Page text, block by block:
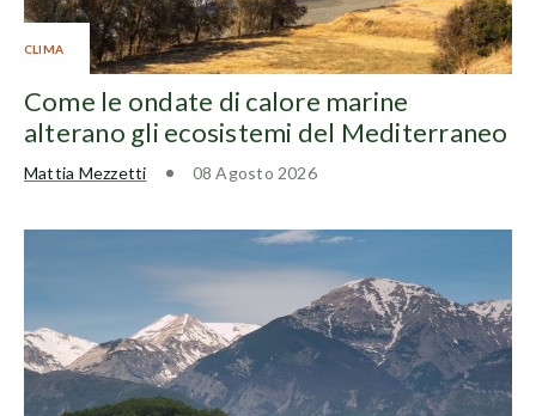
CLIMA
Come le ondate di calore marine
alterano gli ecosistemi del Mediterraneo
Mattia Mezzetti 08 Agosto 2026